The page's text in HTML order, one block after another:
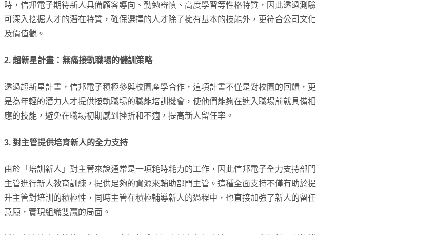
時，信邦電子期待新人具備顧客導向、勤勉審慎、高度學習等性格特質，因此透過測驗
可深入挖掘人才的潛在特質，確保選擇的人才除了擁有基本的技能外，更符合公司文化
及價值觀。
2. 超新星計畫：無痛接軌職場的儲訓策略
透過超新星計畫，信邦電子積極參與校園產學合作，這項計畫不僅是對校園的回饋，更
是為年輕的潛力人才提供接軌職場的職能培訓機會，使他們能夠在進入職場前就具備相
應的技能，避免在職場初期感到挫折和不適，提高新人留任率。
3. 對主管提供培育新人的全力支持
由於「培訓新人」對主管來說通常是一項耗時耗力的工作，因此信邦電子全力支持部門
主管進行新人教育訓練，提供足夠的資源來輔助部門主管。這種全面支持不僅有助於提
升主管對培訓的積極性，同時主管在積極輔導新人的過程中，也直接加強了新人的留任
意願，實現組織雙贏的局面。